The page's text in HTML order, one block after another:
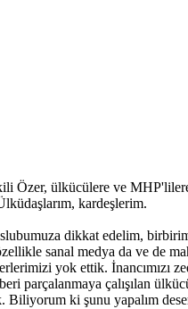
Özer, ülkücülere ve
kardeşlerim.
dikkat edelim,
sanal medya da ve de
yok ettik. İnancımızı
parçalanmaya çalışılan
Biliyorum ki şunu yapalım